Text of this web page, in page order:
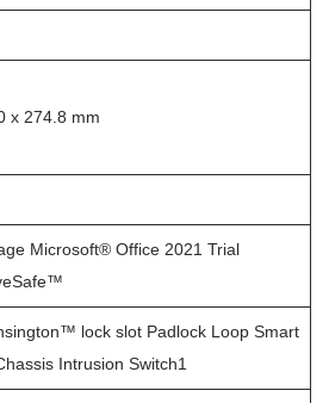
x 274.8 mm
Microsoft® Office 2021 Trial
lock slot Padlock Loop Smart
Intrusion Switch1